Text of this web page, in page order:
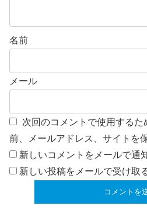
名前
メール
次回のコメントで使用する
前、メールアドレス、サイトを
新しいコメントをメールで通
新しい投稿をメールで受け取